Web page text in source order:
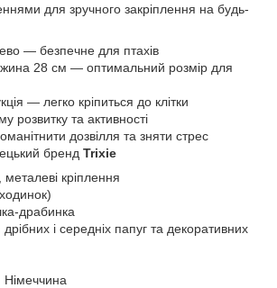
для зручного закріплення на будь-
— безпечне для птахів
28 см — оптимальний розмір для
— легко кріпиться до клітки
розвитку та активності
дозвілля та зняти стрес
бренд Trixie
кріплення
драбинка
дрібних і середніх папуг та декоративних
Німеччина